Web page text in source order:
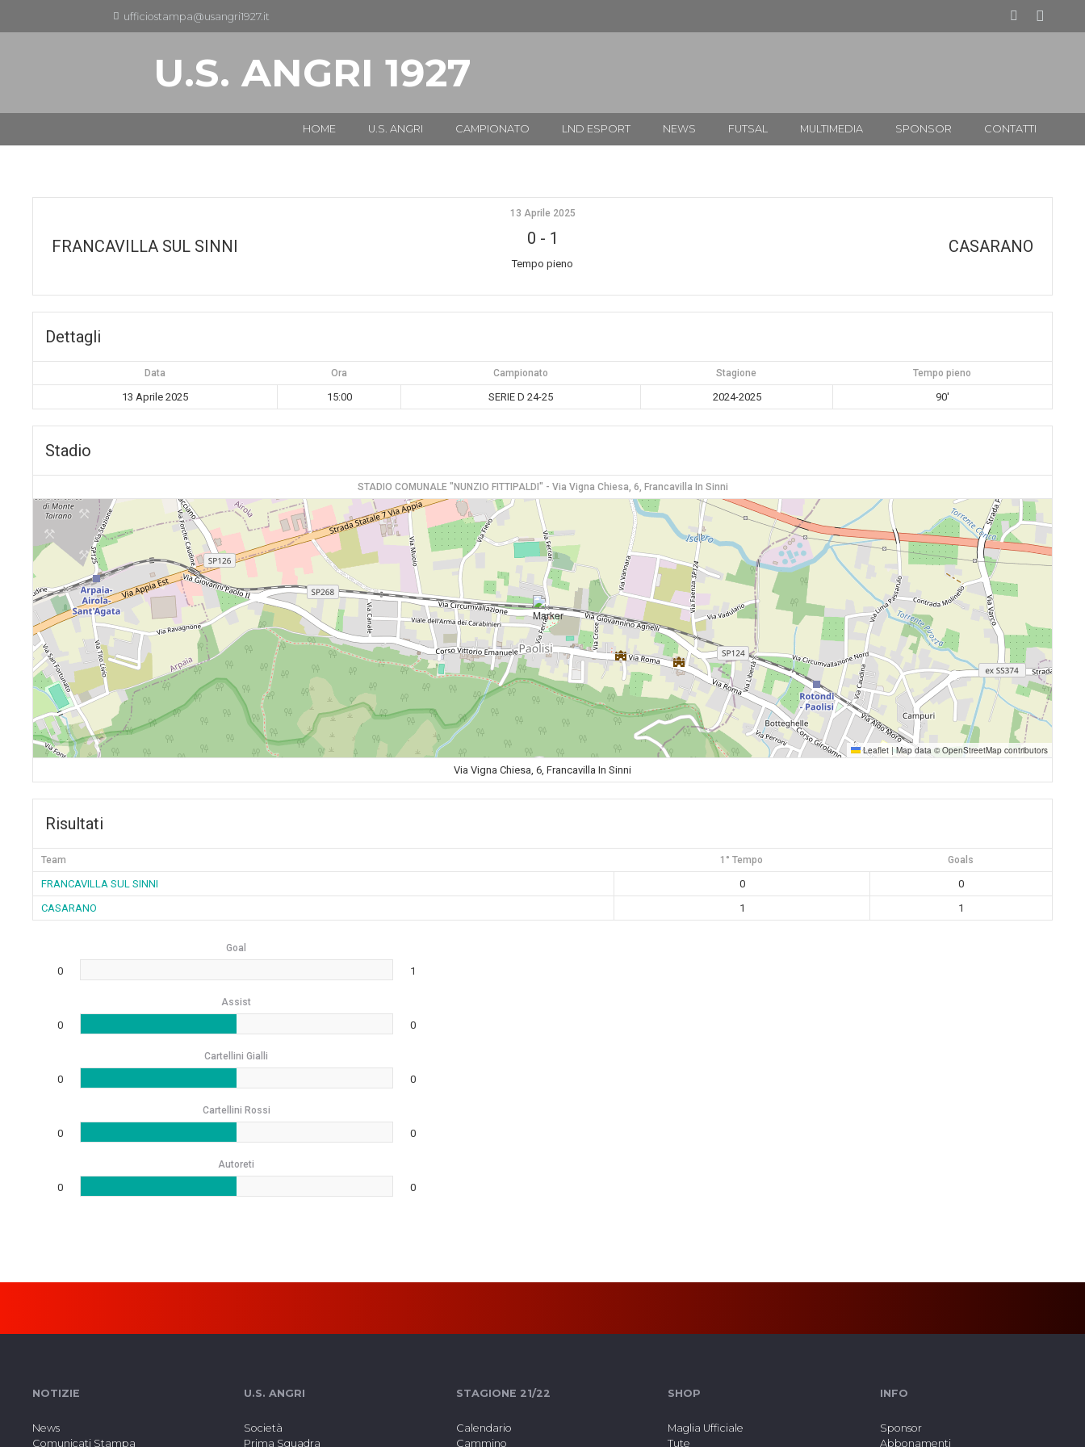
ufficiostampa@usangri1927.it
U.S. ANGRI 1927
HOME U.S. ANGRI CAMPIONATO LND ESPORT NEWS FUTSAL MULTIMEDIA SPONSOR CONTATTI
FRANCAVILLA SUL SINNI CASARANO
13 Aprile 2025
0 - 1
Tempo pieno
Dettagli
Data Ora Campionato Stagione Tempo pieno
13 Aprile 2025 15:00 SERIE D 24-25 2024-2025 90'
Stadio
STADIO COMUNALE "NUNZIO FITTIPALDI" - Via Vigna Chiesa, 6, Francavilla In Sinni
Leaflet |Map data ©OpenStreetMap contributors
Via Vigna Chiesa, 6, Francavilla In Sinni
Risultati
Team 1° Tempo Goals
FRANCAVILLA SUL SINNI 0
0
CASARANO
1 1
Goal
0 1
Assist
0 0
Cartellini Gialli
0 0
Cartellini Rossi
0 0
Autoreti
0 0
NOTIZIE
News
Comunicati Stampa
U.S. ANGRI
Società
Prima Squadra
STAGIONE 21/22
Calendario
Cammino
SHOP
Maglia Ufficiale
Tute
INFO
Sponsor
Abbonamenti